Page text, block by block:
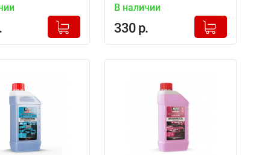
+
Добавлено в корзину
В наличии
330 р.
+
Добавлено в корзину